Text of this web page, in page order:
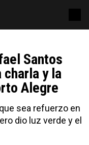
Santos
y la
Alegre
sea refuerzo en
dio luz verde y el